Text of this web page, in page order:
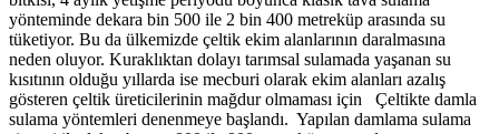
yönteminde dekara bin 500 ile 2 bin 400 metreküp arasında su
tüketiyor. Bu da ülkemizde çeltik ekim alanlarının daralmasına
neden oluyor. Kuraklıktan dolayı tarımsal sulamada yaşanan su
kısıtının olduğu yıllarda ise mecburi olarak ekim alanları azalış
gösteren çeltik üreticilerinin mağdur olmaması için Çeltikte damla
sulama yöntemleri denenmeye başlandı. Yapılan damlama sulama